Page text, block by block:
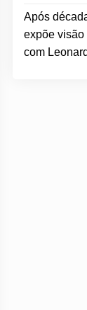
Após
expõe visão
com